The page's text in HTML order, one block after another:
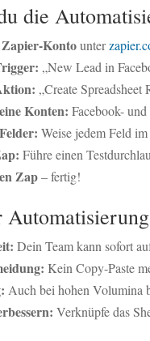
die
Kontounter
„New Lead in
„Create Spreadsheet
Konten: Facebook-
Weise jedem Feld
Führe einen
Zap– fertig!
Dein Team kann sofort
Kein Copy-Paste
Auch bei hohen Volumina
Verknüpfe das